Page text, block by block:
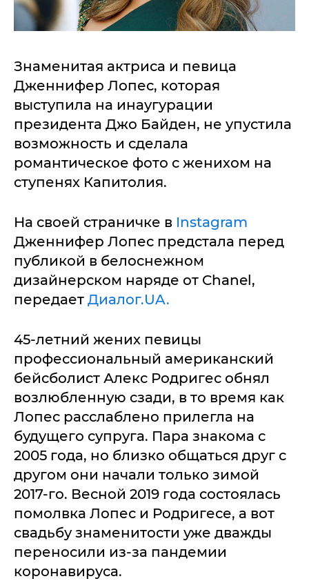
Знаменитая актриса и певица
Дженнифер Лопес, которая
выступила на инаугурации
президента Джо Байден, не упустила
возможность и сделала
романтическое фото с женихом на
ступенях Капитолия.
На своей страничке в Instagram
Дженнифер Лопес предстала перед
публикой в белоснежном
дизайнерском наряде от Chanel,
передает Диалог.UA.
45-летний жених певицы
профессиональный американский
бейсболист Алекс Родригес обнял
возлюбленную сзади, в то время как
Лопес расслаблено прилегла на
будущего супруга. Пара знакома с
2005 года, но близко общаться друг с
другом они начали только зимой
2017-го. Весной 2019 года состоялась
помолвка Лопес и Родригесе, а вот
свадьбу знаменитости уже дважды
переносили из-за пандемии
коронавируса.